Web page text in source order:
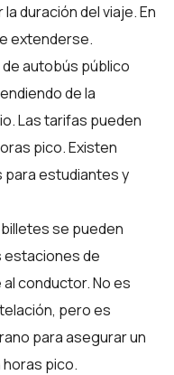
duración del viaje. En
extenderse.
autobús público
de la
Las tarifas pueden
pico. Existen
estudiantes y
se pueden
estaciones de
conductor. No es
pero es
para asegurar un
pico.